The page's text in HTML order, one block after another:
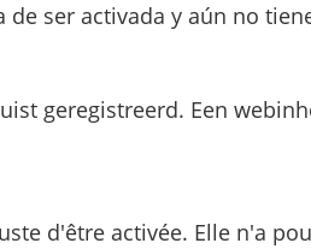
de ser activada y aún no
geregistreerd. Een
d'être activée. Elle n'a